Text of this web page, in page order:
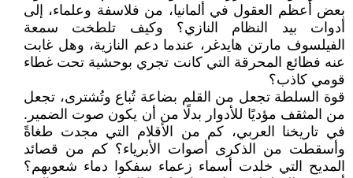
بعض أعظم العقول في ألمانيا، من فلاسفة وعلماء، إلى
أدوات بيد النظام النازي؟ وكيف تلطخت سمعة
الفيلسوف مارتن هايدغر، عندما دعم النازية، وهل غابت
عنه فظائع المحرقة التي كانت تجري بوحشية تحت غطاء
قومي كاذب؟
قوة السلطة تجعل من القلم بضاعة تُباع وتُشترى، تجعل
من المثقف مؤديًا للأدوار بدلًا من أن يكون صوت الضمير.
في تاريخنا العربي، كم من الأقلام التي مجدت طغاةً
وأسقطت من الذكرى أصوات الأبرياء؟ كم من قصائد
المديح التي خلدت أسماء زعماء سفكوا دماء شعوبهم؟